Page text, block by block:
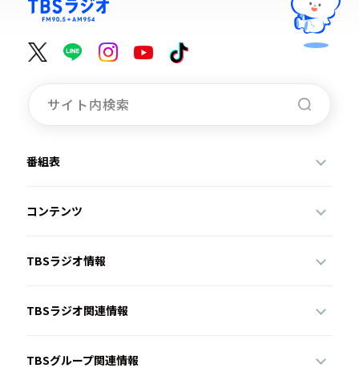
番組表
コンテンツ
TBSラジオ情報
TBSラジオ関連情報
TBSグループ関連情報